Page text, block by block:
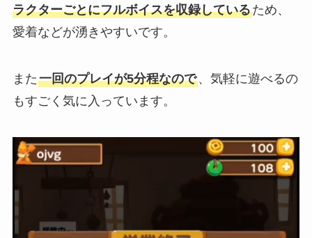
ラクターごとにフルボイスを収録しているため、
愛着などが湧きやすいです。
また一回のプレイが5分程なので、気軽に遊べるの
もすごく気に入っています。